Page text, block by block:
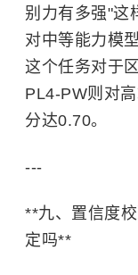
别力有多强"这
对中等能力模
这个任务对于
PL4-PW则对
分达0.70。
---
**九、置信度
定吗**